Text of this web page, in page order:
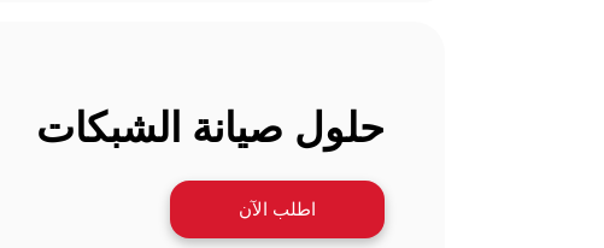
حلول صيانة الشبكات
اطلب الآن